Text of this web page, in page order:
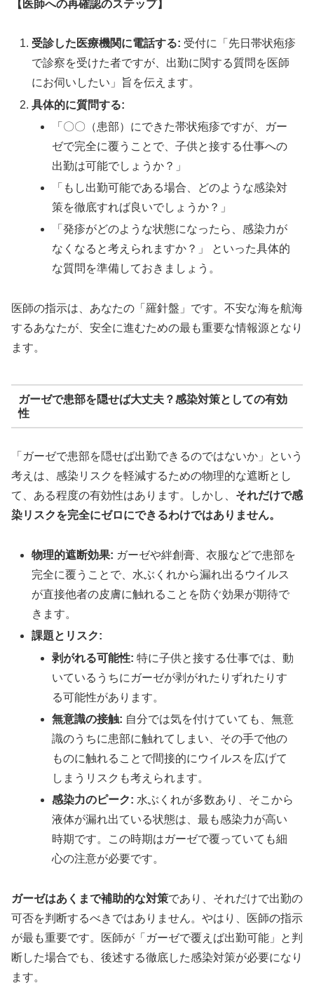
【医師への再確認のステップ】
受診した医療機関に電話する: 受付に「先日帯状疱疹
で診察を受けた者ですが、出勤に関する質問を医師
にお伺いしたい」旨を伝えます。
具体的に質問する:
「〇〇（患部）にできた帯状疱疹ですが、ガー
ゼで完全に覆うことで、子供と接する仕事への
出勤は可能でしょうか？」
「もし出勤可能である場合、どのような感染対
策を徹底すれば良いでしょうか？」
「発疹がどのような状態になったら、感染力が
なくなると考えられますか？」 といった具体的
な質問を準備しておきましょう。
医師の指示は、あなたの「羅針盤」です。不安な海を航海
するあなたが、安全に進むための最も重要な情報源となり
ます。
ガーゼで患部を隠せば大丈夫？感染対策としての有効
性
「ガーゼで患部を隠せば出勤できるのではないか」という
考えは、感染リスクを軽減するための物理的な遮断とし
て、ある程度の有効性はあります。しかし、 それだけで感
染リスクを完全にゼロにできるわけではありません。
物理的遮断効果: ガーゼや絆創膏、衣服などで患部を
完全に覆うことで、水ぶくれから漏れ出るウイルス
が直接他者の皮膚に触れることを防ぐ効果が期待で
きます。
課題とリスク:
剥がれる可能性: 特に子供と接する仕事では、動
いているうちにガーゼが剥がれたりずれたりす
る可能性があります。
無意識の接触: 自分では気を付けていても、無意
識のうちに患部に触れてしまい、その手で他の
ものに触れることで間接的にウイルスを広げて
しまうリスクも考えられます。
感染力のピーク: 水ぶくれが多数あり、そこから
液体が漏れ出ている状態は、最も感染力が高い
時期です。この時期はガーゼで覆っていても細
心の注意が必要です。
ガーゼはあくまで補助的な対策であり、それだけで出勤の
可否を判断するべきではありません。やはり、医師の指示
が最も重要です。医師が「ガーゼで覆えば出勤可能」と判
断した場合でも、後述する徹底した感染対策が必要になり
ます。